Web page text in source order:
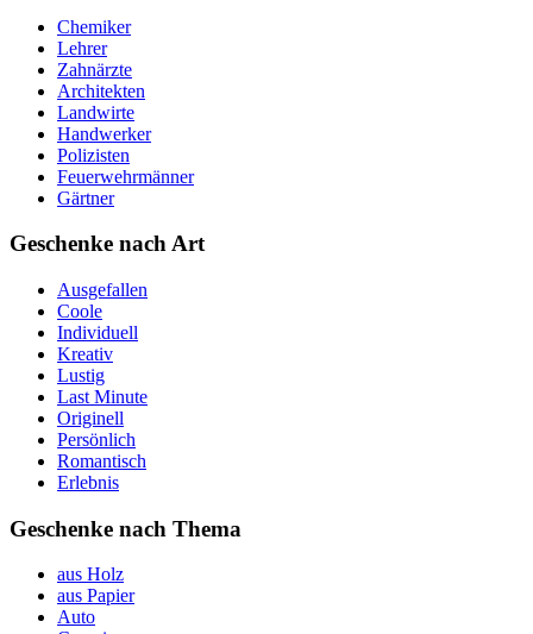
Chemiker
Lehrer
Zahnärzte
Architekten
Landwirte
Handwerker
Polizisten
Feuerwehrmänner
Gärtner
Geschenke nach Art
Ausgefallen
Coole
Individuell
Kreativ
Lustig
Last Minute
Originell
Persönlich
Romantisch
Erlebnis
Geschenke nach Thema
aus Holz
aus Papier
Auto